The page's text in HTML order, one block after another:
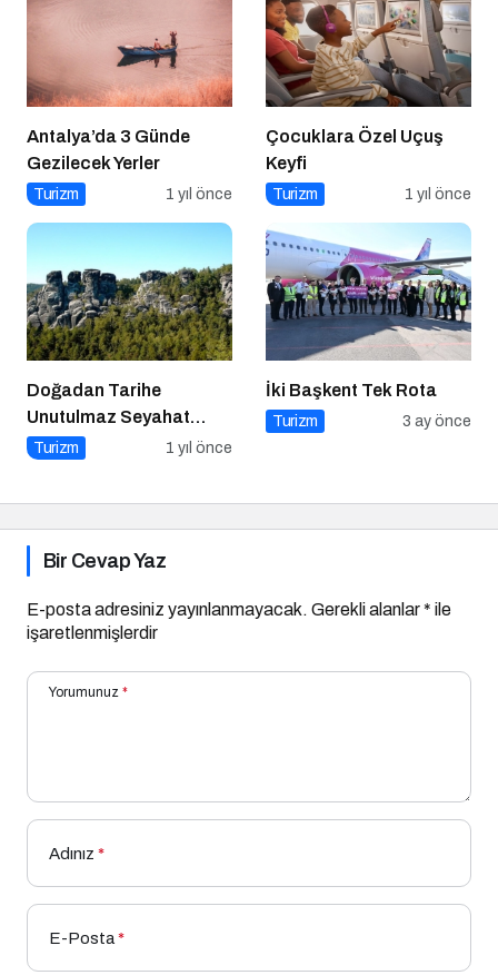
Antalya’da 3 Günde
Gezilecek Yerler
Turizm 1 yıl önce
Çocuklara Özel Uçuş
Keyfi
Turizm 1 yıl önce
Doğadan Tarihe
Unutulmaz Seyahat
Önerileri
Turizm 1 yıl önce
İki Başkent Tek Rota
Turizm 3 ay önce
Bir Cevap Yaz
E-posta adresiniz yayınlanmayacak. Gerekli alanlar* ile
işaretlenmişlerdir
Yorumunuz *
Adınız *
E-Posta*